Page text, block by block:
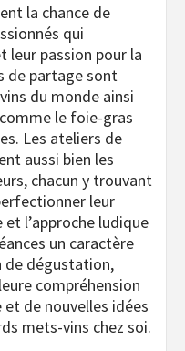
la chance de
qui
leur passion pour la
de partage sont
du monde ainsi
le foie-gras
Les ateliers de
aussi bien les
chacun y trouvant
leur
et l’approche ludique
un caractère
de dégustation,
compréhension
de nouvelles idées
mets-vins chez soi.